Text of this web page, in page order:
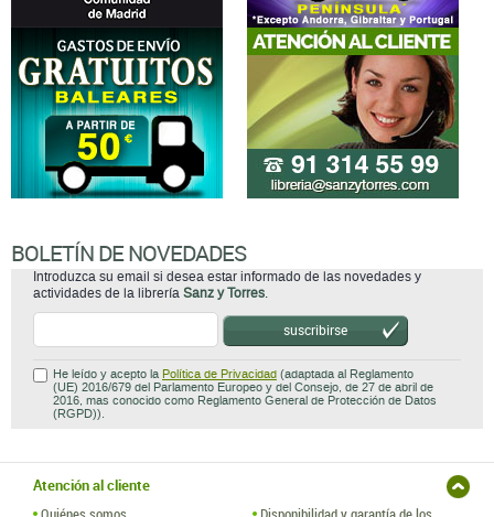
BOLETÍN DE NOVEDADES
Introduzca su email si desea estar informado de las novedades y
actividades de la librería Sanz y Torres.
suscribirse
He leído y acepto la Política de Privacidad (adaptada al Reglamento
(UE) 2016/679 del Parlamento Europeo y del Consejo, de 27 de abril de
2016, mas conocido como Reglamento General de Protección de Datos
(RGPD)).
Atención al cliente